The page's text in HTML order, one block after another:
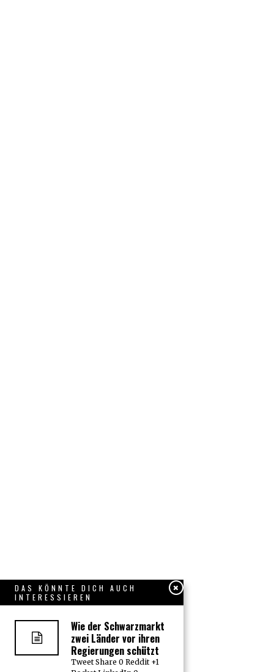
DAS KÖNNTE DICH AUCH
INTERESSIEREN
Wie der Schwarzmarkt
zwei Länder vor ihren
Regierungen schützt
Tweet Share 0 Reddit +1